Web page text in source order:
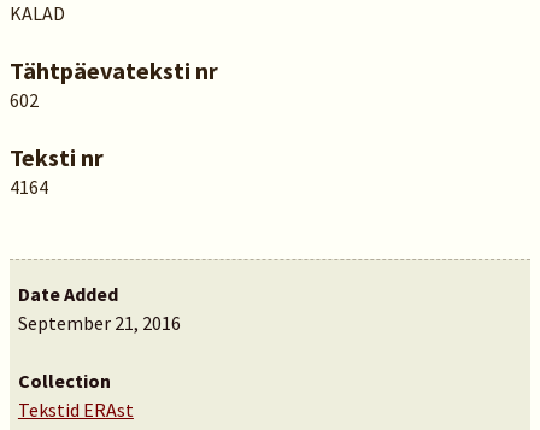
KALAD
Tähtpäevateksti nr
602
Teksti nr
4164
Date Added
September 21, 2016
Collection
Tekstid ERAst